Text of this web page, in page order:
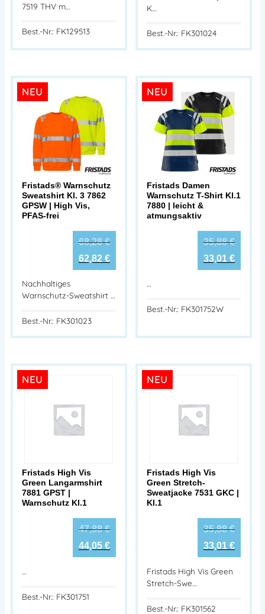
7519 THV m…
Best.-Nr.: FK129513
K…
Best.-Nr.: FK301024
NEU
Fristads® Warnschutz
Sweatshirt Kl. 3 7862
GPSW | High Vis,
PFAS-frei
68,28€
62,82 €
Nachhaltiges
Warnschutz-Sweatshirt …
Best.-Nr.: FK301023
NEU
Fristads Damen
Warnschutz T-Shirt Kl.1
7880 | leicht &
atmungsaktiv
35,88€
33,01 €
…
Best.-Nr.: FK301752W
NEU
Fristads High Vis
Green Langarmshirt
7881 GPST |
Warnschutz Kl.1
47,88€
44,05 €
…
Best.-Nr.: FK301751
NEU
Fristads High Vis
Green Stretch-
Sweatjacke 7531 GKC |
Kl.1
35,88€
33,01 €
Fristads High Vis Green
Stretch-Swe…
Best.-Nr.: FK301562